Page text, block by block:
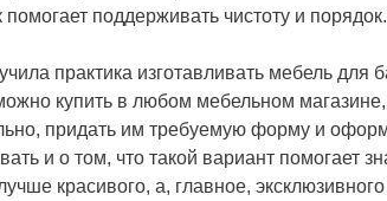
поддерживать чистоту и порядок.
практика изготавливать мебель для
купить в любом мебельном
придать им требуемую форму и
и о том, что такой вариант помогает
красивого, а, главное,